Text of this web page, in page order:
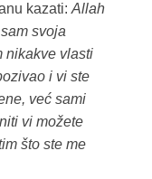
kazati: Allah
svoja
nikakve vlasti
i vi ste
već sami
vi možete
što ste me